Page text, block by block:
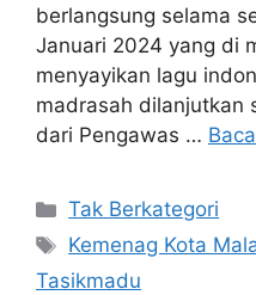
berlangsung selama
Januari 2024 yang di
menyayikan lagu
madrasah dilanjutkan
dari Pengawas …
Tak Berkategori
Kemenag Kota
Tasikmadu